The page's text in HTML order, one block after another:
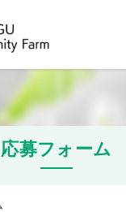
応募フォーム